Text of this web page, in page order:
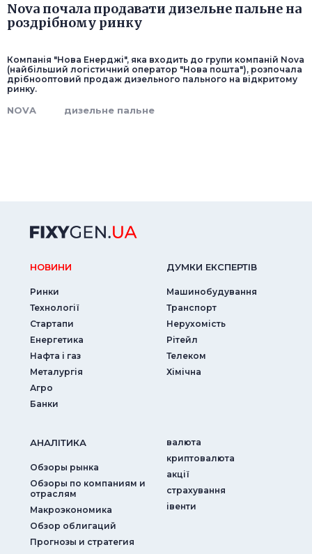
Nova почала продавати дизельне пальне на
роздрібному ринку
Компанія "Нова Енерджі", яка входить до групи компаній Nova
(найбільший логістичний оператор "Нова пошта"), розпочала
дрібнооптовий продаж дизельного пального на відкритому
ринку.
NOVA дизельне пальне
НОВИНИ
Ринки
Технології
Стартапи
Енергетика
Нафта і газ
Металургія
Агро
Банки
ДУМКИ ЕКСПЕРТIВ
Машинобудування
Транспорт
Нерухомість
Рітейл
Телеком
Хімічна
АНАЛIТИКА
Обзоры рынка
Обзоры по компаниям и
отраслям
Макроэкономика
Обзор облигаций
Прогнозы и стратегия
валюта
криптовалюта
акції
страхування
iвенти